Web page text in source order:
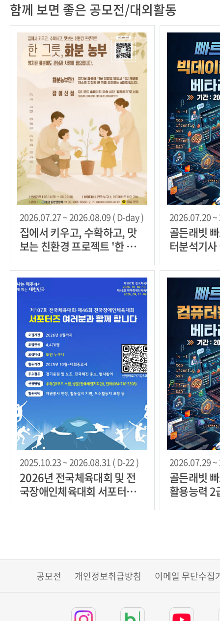
함께 보면 좋은 공모전/대외활동
2026.07.27 ~ 2026.08.09 ( D-day )
집에서 키우고, 수확하고, 맛
보는 친환경 프로젝트 '한 그
2026.07.20 ~
골든래빗
터분석기
2025.10.23 ~ 2026.08.31 ( D-22 )
2026년 전국체육대회 및 전
국장애인체육대회 서포터즈
2026.07.29 ~
골든래빗
활용능력 2
공모전 개인정보취급방침 이메일 무단수집